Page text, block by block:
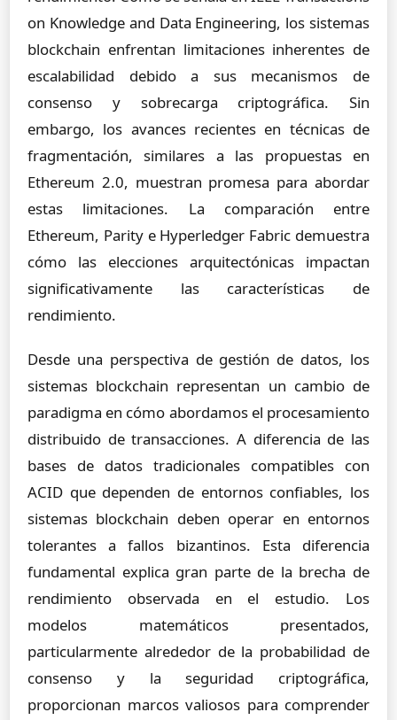
on Knowledge and Data Engineering, los sistemas
blockchain enfrentan limitaciones inherentes de
escalabilidad debido a sus mecanismos de
consenso y sobrecarga criptográfica. Sin
embargo, los avances recientes en técnicas de
fragmentación, similares a las propuestas en
Ethereum 2.0, muestran promesa para abordar
estas limitaciones. La comparación entre
Ethereum, Parity e Hyperledger Fabric demuestra
cómo las elecciones arquitectónicas impactan
significativamente las características de
rendimiento.
Desde una perspectiva de gestión de datos, los
sistemas blockchain representan un cambio de
paradigma en cómo abordamos el procesamiento
distribuido de transacciones. A diferencia de las
bases de datos tradicionales compatibles con
ACID que dependen de entornos confiables, los
sistemas blockchain deben operar en entornos
tolerantes a fallos bizantinos. Esta diferencia
fundamental explica gran parte de la brecha de
rendimiento observada en el estudio. Los
modelos matemáticos presentados,
particularmente alrededor de la probabilidad de
consenso y la seguridad criptográfica,
proporcionan marcos valiosos para comprender